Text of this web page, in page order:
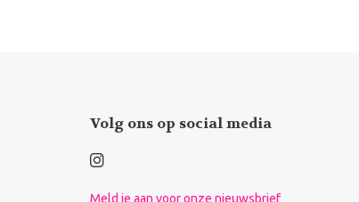
Volg ons op social media
Meld je aan voor onze nieuwsbrief